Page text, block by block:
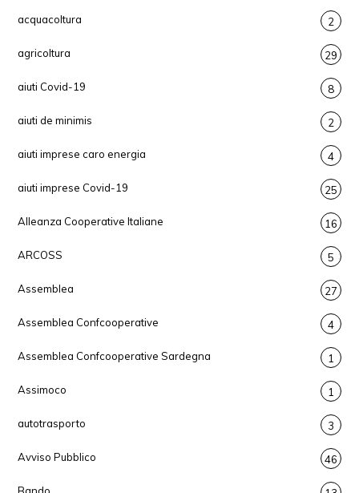
acquacoltura 2
agricoltura 29
aiuti Covid-19 8
aiuti de minimis 2
aiuti imprese caro energia 4
aiuti imprese Covid-19 25
Alleanza Cooperative Italiane 16
ARCOSS 5
Assemblea 27
Assemblea Confcooperative 4
Assemblea Confcooperative Sardegna 1
Assimoco 1
autotrasporto 3
Avviso Pubblico 46
Bando